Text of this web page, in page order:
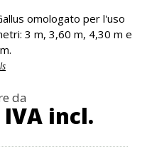
omologato per l'uso
3 m, 3,60 m, 4,30 m e
da
IVA incl.